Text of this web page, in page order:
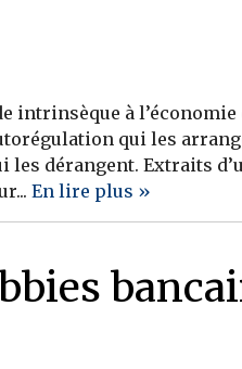
Immobilier
Divers
Gérer
intrinsèque à
qui les
dérangent. Extraits
En lire plus »